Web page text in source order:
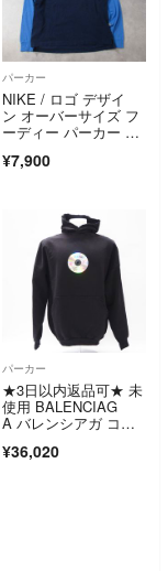
パーカー
NIKE / ロゴ デザイ
ン オーバーサイズ フ
ーディー パーカー プ
¥7,900
パーカー
★3日以内返品可★ 未
使用 BALENCIAG
A バレンシアガ コッ
ズ パーカー 2 73902
¥36,020